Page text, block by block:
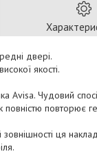
двері.
якості.
Avisa. Чудовий
повністю повторює
зовнішності ця